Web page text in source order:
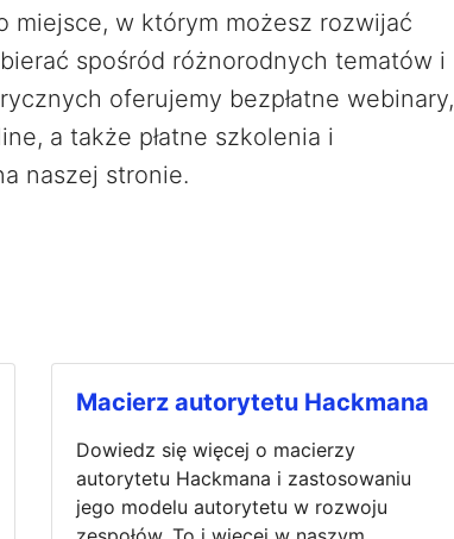
miejsce, w którym możesz rozwijać
spośród różnorodnych tematów i
oferujemy bezpłatne webinary,
a także płatne szkolenia i
naszej stronie.
Macierz autorytetu Hackmana
Dowiedz się więcej o macierzy
autorytetu Hackmana i zastosowaniu
jego modelu autorytetu w rozwoju